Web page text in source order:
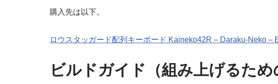
購入先は以下。
ロウスタッガード配列キーボード Kaineko42R – Daraku-Neko –
ビルドガイド（組み上げるた